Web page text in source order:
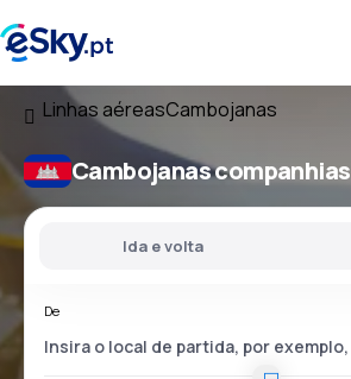
Linhas aéreasCambojanas
Cambojanas companhias
Ida e volta
De